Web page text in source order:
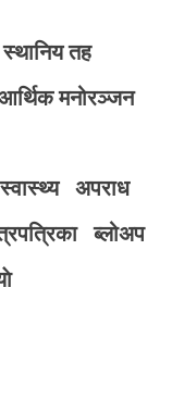
स्थानिय तह
मनोरञ्जन
स्वास्थ्य
अपराध
ब्लोअप